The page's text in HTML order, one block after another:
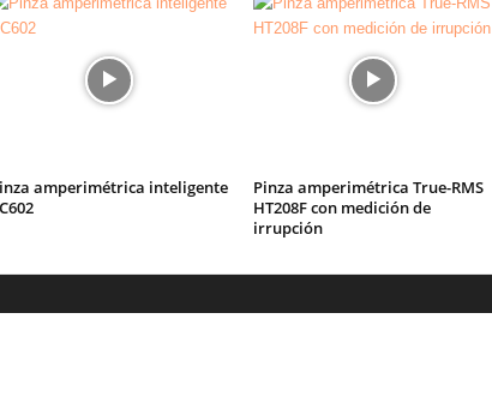
amperimétrica inteligente
Pinza amperimétrica True-RMS
HT208F con medición de
irrupción